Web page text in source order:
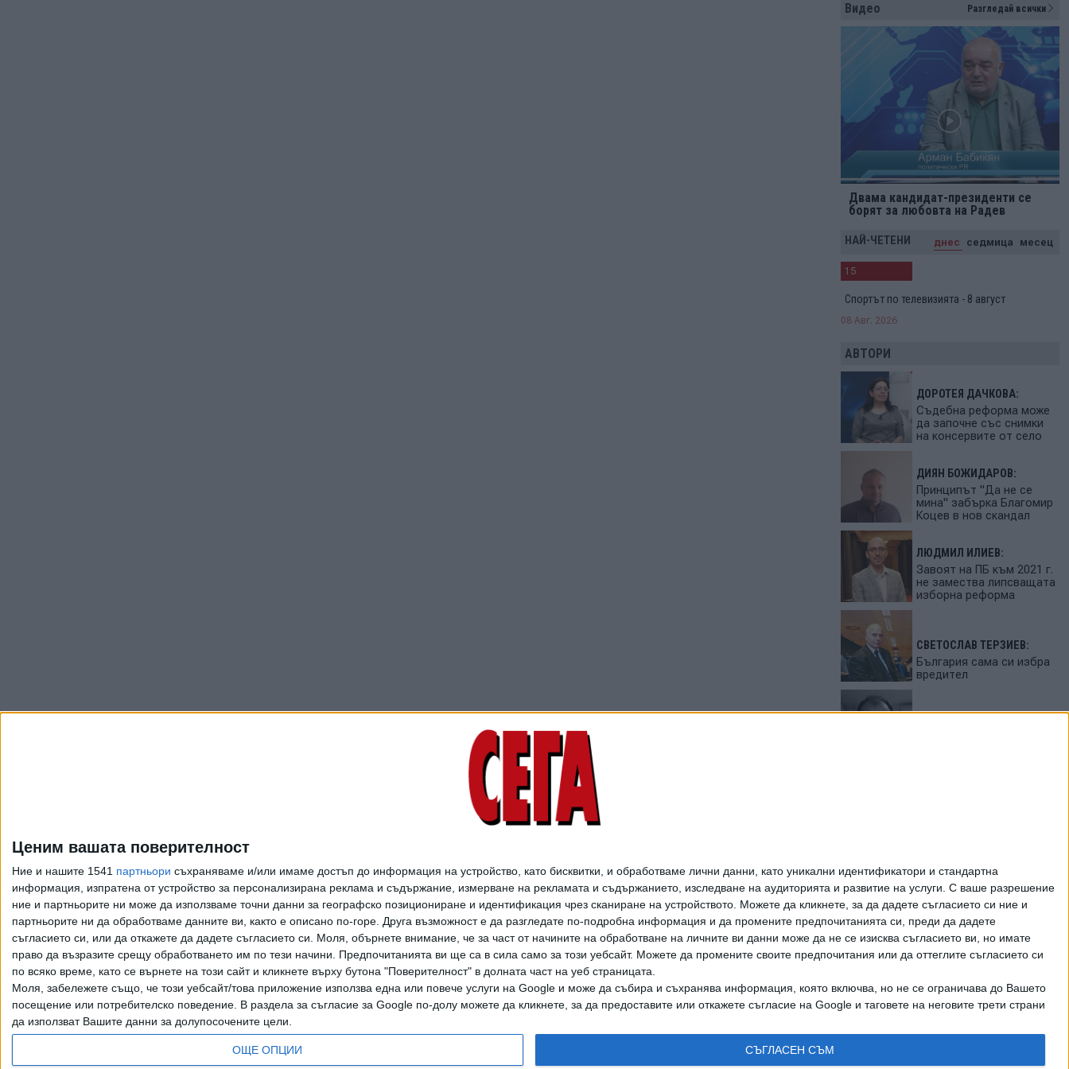
Ценим вашата поверителност
Ние и нашите 1541 партньори съхраняваме и/или имаме достъп до информация на устройство, като бисквитки, и обработваме лични данни, като уникални идентификатори и стандартна
информация, изпратена от устройство за персонализирана реклама и съдържание, измерване на рекламата и съдържанието, изследване на аудиторията и развитие на услуги. С ваше разрешение
ние и партньорите ни може да използваме точни данни за географско позициониране и идентификация чрез сканиране на устройството. Можете да кликнете, за да дадете съгласието си ние и
партньорите ни да обработваме данните ви, както е описано по-горе. Друга възможност е да разгледате по-подробна информация и да промените предпочитанията си, преди да дадете
съгласието си, или да откажете да дадете съгласието си.
Моля, обърнете внимание, че за част от начините на обработване на личните ви данни може да не се изисква съгласието ви, но имате
право да възразите срещу обработването им по тези начини. Предпочитанията ви ще са в сила само за този уебсайт. Можете да промените своите предпочитания или да оттеглите съгласието си
по всяко време, като се върнете на този сайт и кликнете върху бутона "Поверителност" в долната част на уеб страницата.
Моля, забележете също, че този уебсайт/това приложение използва една или повече услуги на Google и може да събира и съхранява информация, която включва, но не се ограничава до Вашето
посещение или потребителско поведение. В раздела за съгласие за Google по-долу можете да кликнете, за да предоставите или откажете съгласие на Google и таговете на неговите трети страни
да използват Вашите данни за долупосочените цели.
ОЩЕ ОПЦИИ СЪГЛАСЕН СЪМ
Видео Разгледай всички
Двама кандидат-президенти се
борят за любовта на Радев
НАЙ-ЧЕТЕНИ днес седмица месец
15
Спортът по телевизията - 8 август
08 Авг. 2026
АВТОРИ
ДОРОТЕЯ ДАЧКОВА:
Съдебна реформа може
да започне със снимки
на консервите от село
ДИЯН БОЖИДАРОВ:
Принципът "Да не се
мина" забърка Благомир
Коцев в нов скандал
ЛЮДМИЛ ИЛИЕВ:
Завоят на ПБ към 2021 г.
не замества липсващата
изборна реформа
СВЕТОСЛАВ ТЕРЗИЕВ:
България сама си избра
вредител
Всички права запазени. Възпроизвеждането на цели или части от текста или изображенията става след изрично писмено разрешение на СЕГА АД